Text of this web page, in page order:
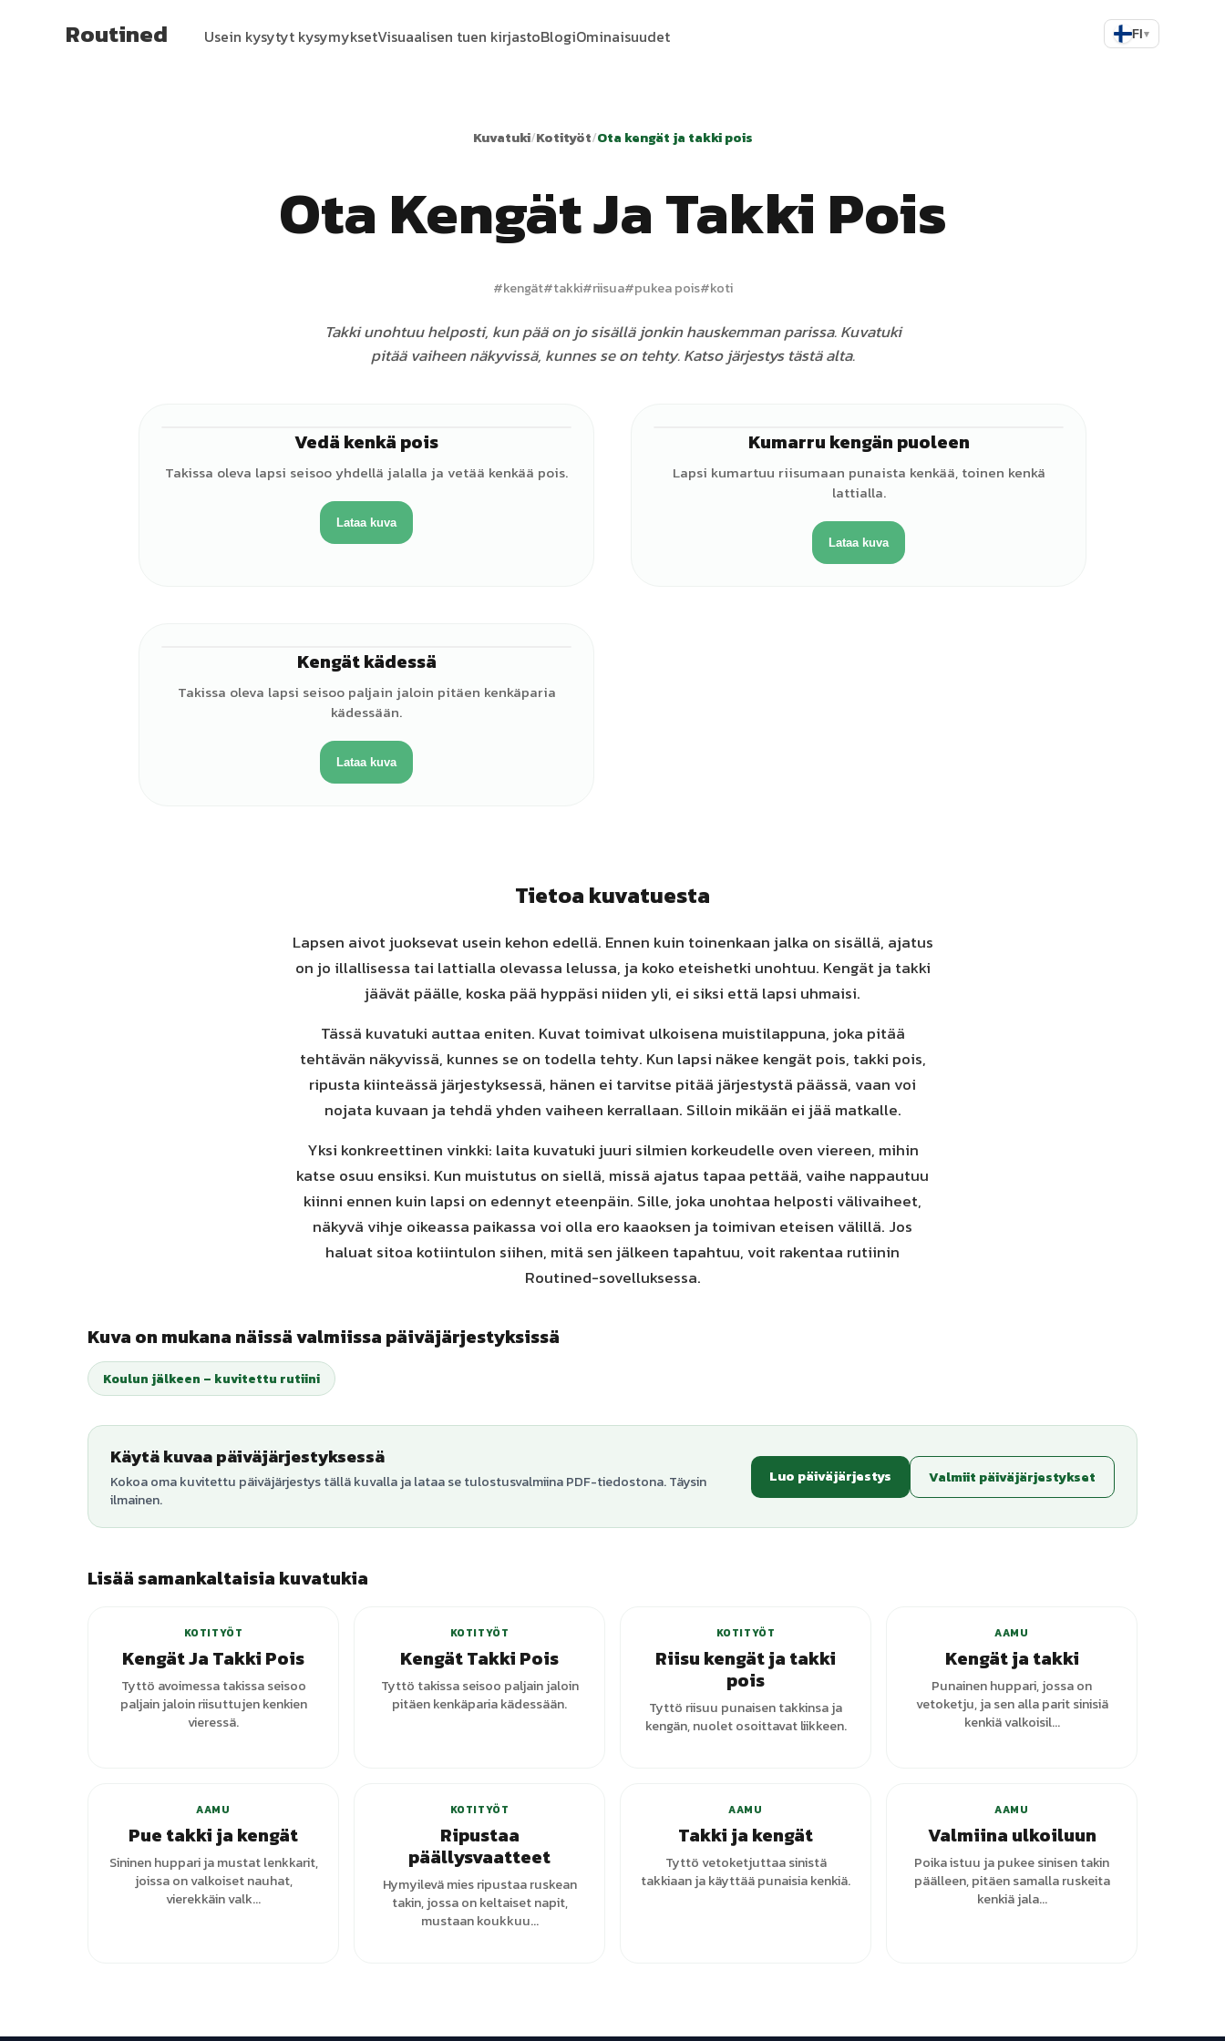
Routined Usein kysytyt kysymyksetVisuaalisen tuen kirjastoBlogiOminaisuudet FI▾
Kuvatuki/Kotityöt/Ota kengät ja takki pois
Ota Kengät Ja Takki Pois
#kengät#takki#riisua#pukea pois#koti
Takki unohtuu helposti, kun pää on jo sisällä jonkin hauskemman parissa. Kuvatuki
pitää vaiheen näkyvissä, kunnes se on tehty. Katso järjestys tästä alta.
Vedä kenkä pois
Takissa oleva lapsi seisoo yhdellä jalalla ja vetää kenkää pois.
Lataa kuva
Kumarru kengän puoleen
Lapsi kumartuu riisumaan punaista kenkää, toinen kenkä
lattialla.
Lataa kuva
Kengät kädessä
Takissa oleva lapsi seisoo paljain jaloin pitäen kenkäparia
kädessään.
Lataa kuva
Tietoa kuvatuesta
Lapsen aivot juoksevat usein kehon edellä. Ennen kuin toinenkaan jalka on sisällä, ajatus
on jo illallisessa tai lattialla olevassa lelussa, ja koko eteishetki unohtuu. Kengät ja takki
jäävät päälle, koska pää hyppäsi niiden yli, ei siksi että lapsi uhmaisi.
Tässä kuvatuki auttaa eniten. Kuvat toimivat ulkoisena muistilappuna, joka pitää
tehtävän näkyvissä, kunnes se on todella tehty. Kun lapsi näkee kengät pois, takki pois,
ripusta kiinteässä järjestyksessä, hänen ei tarvitse pitää järjestystä päässä, vaan voi
nojata kuvaan ja tehdä yhden vaiheen kerrallaan. Silloin mikään ei jää matkalle.
Yksi konkreettinen vinkki: laita kuvatuki juuri silmien korkeudelle oven viereen, mihin
katse osuu ensiksi. Kun muistutus on siellä, missä ajatus tapaa pettää, vaihe nappautuu
kiinni ennen kuin lapsi on edennyt eteenpäin. Sille, joka unohtaa helposti välivaiheet,
näkyvä vihje oikeassa paikassa voi olla ero kaaoksen ja toimivan eteisen välillä. Jos
haluat sitoa kotiintulon siihen, mitä sen jälkeen tapahtuu, voit rakentaa rutiinin
Routined-sovelluksessa.
Kuva on mukana näissä valmiissa päiväjärjestyksissä
Koulun jälkeen – kuvitettu rutiini
Käytä kuvaa päiväjärjestyksessä
Kokoa oma kuvitettu päiväjärjestys tällä kuvalla ja lataa se tulostusvalmiina PDF-tiedostona. Täysin
ilmainen.
Luo päiväjärjestys Valmiit päiväjärjestykset
Lisää samankaltaisia kuvatukia
KOTITYÖT
Kengät Ja Takki Pois
Tyttö avoimessa takissa seisoo
paljain jaloin riisuttujen kenkien
vieressä.
KOTITYÖT
Kengät Takki Pois
Tyttö takissa seisoo paljain jaloin
pitäen kenkäparia kädessään.
KOTITYÖT
Riisu kengät ja takki
pois
Tyttö riisuu punaisen takkinsa ja
kengän, nuolet osoittavat liikkeen.
AAMU
Kengät ja takki
Punainen huppari, jossa on
vetoketju, ja sen alla parit sinisiä
kenkiä valkoisil...
AAMU
Pue takki ja kengät
Sininen huppari ja mustat lenkkarit,
joissa on valkoiset nauhat,
vierekkäin valk...
KOTITYÖT
Ripustaa
päällysvaatteet
Hymyilevä mies ripustaa ruskean
takin, jossa on keltaiset napit,
mustaan koukkuu...
AAMU
Takki ja kengät
Tyttö vetoketjuttaa sinistä
takkiaan ja käyttää punaisia kenkiä.
AAMU
Valmiina ulkoiluun
Poika istuu ja pukee sinisen takin
päälleen, pitäen samalla ruskeita
kenkiä jala...